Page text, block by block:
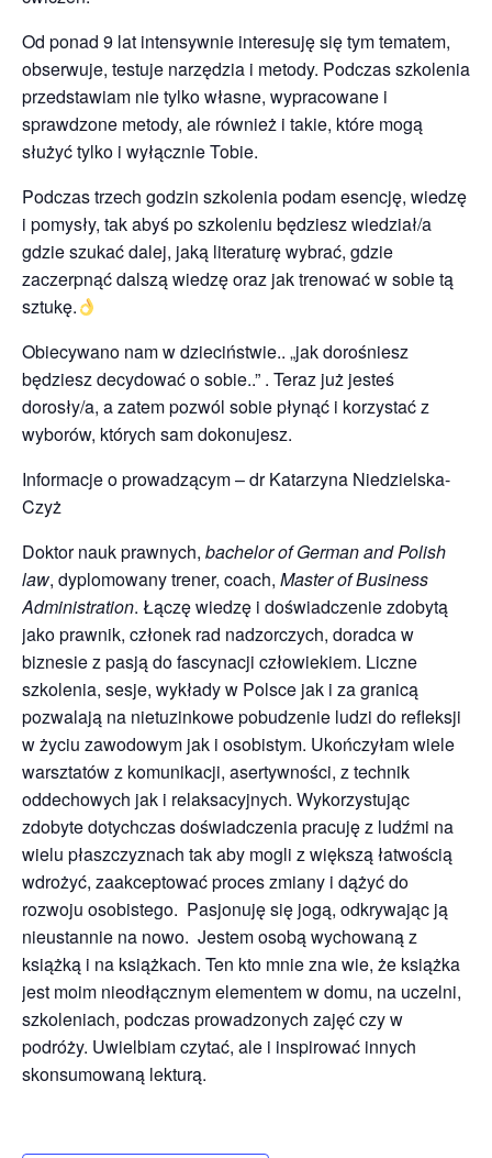
Od ponad 9 lat intensywnie interesuję się tym tematem,
obserwuje, testuje narzędzia i metody. Podczas szkolenia
przedstawiam nie tylko własne, wypracowane i
sprawdzone metody, ale również i takie, które mogą
służyć tylko i wyłącznie Tobie.
Podczas trzech godzin szkolenia podam esencję, wiedzę
i pomysły, tak abyś po szkoleniu będziesz wiedział/a
gdzie szukać dalej, jaką literaturę wybrać, gdzie
zaczerpnąć dalszą wiedzę oraz jak trenować w sobie tą
sztukę.
Obiecywano nam w dzieciństwie.. „jak dorośniesz
będziesz decydować o sobie..” . Teraz już jesteś
dorosły/a, a zatem pozwól sobie płynąć i korzystać z
wyborów, których sam dokonujesz.
Informacje o prowadzącym – dr Katarzyna Niedzielska-
Czyż
Doktor nauk prawnych, bachelor of German and Polish
law, dyplomowany trener, coach, Master of Business
Administration. Łączę wiedzę i doświadczenie zdobytą
jako prawnik, członek rad nadzorczych, doradca w
biznesie z pasją do fascynacji człowiekiem. Liczne
szkolenia, sesje, wykłady w Polsce jak i za granicą
pozwalają na nietuzinkowe pobudzenie ludzi do refleksji
w życiu zawodowym jak i osobistym. Ukończyłam wiele
warsztatów z komunikacji, asertywności, z technik
oddechowych jak i relaksacyjnych. Wykorzystując
zdobyte dotychczas doświadczenia pracuję z ludźmi na
wielu płaszczyznach tak aby mogli z większą łatwością
wdrożyć, zaakceptować proces zmiany i dążyć do
rozwoju osobistego. Pasjonuję się jogą, odkrywając ją
nieustannie na nowo. Jestem osobą wychowaną z
książką i na książkach. Ten kto mnie zna wie, że książka
jest moim nieodłącznym elementem w domu, na uczelni,
szkoleniach, podczas prowadzonych zajęć czy w
podróży. Uwielbiam czytać, ale i inspirować innych
skonsumowaną lekturą.